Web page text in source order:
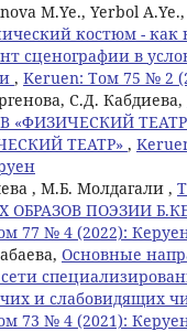
M.Ye., Yerbol
костюм - как
сценографии в
, Keruen: Том 75 № 2
С.Д. Кабдиева,
«ФИЗИЧЕСКИЙ
ТЕАТР» ,
, М.Б. Молдагали ,
ОБРАЗОВ ПОЭЗИИ
77 № 4 (2022):
Основные
и слабовидящих
73 № 4 (2021):